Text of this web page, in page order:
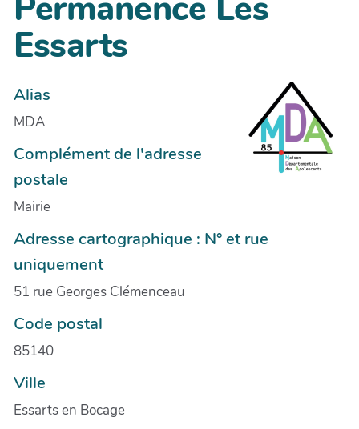
Essarts
Alias
MDA
Complément de l'adresse
postale
Mairie
Adresse cartographique : N° et rue
uniquement
51 rue Georges Clémenceau
Code postal
85140
Ville
Essarts en Bocage